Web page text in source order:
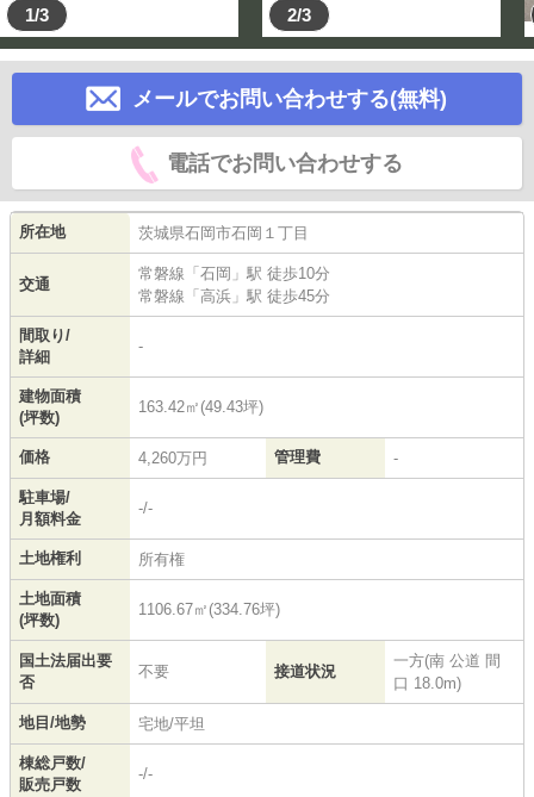
1/3 2/3
メールでお問い合わせする(無料)
電話でお問い合わせする
所在地 茨城県石岡市石岡 １丁目
交通
常磐線 「 石岡 」駅 徒歩10分
常磐線 「 高浜 」駅 徒歩45分
間取り/
詳細
-
建物面積
(坪数)
163.42㎡(49.43坪)
価格 4,260万円 管理費 -
駐車場/
月額料金
-/-
土地権利 所有権
土地面積
(坪数)
1106.67㎡(334.76坪)
国土法届出要
否
不要 接道状況
一方(南 公道 間
口 18.0m)
地目/地勢 宅地/平坦
棟総戸数/
販売戸数
-/-